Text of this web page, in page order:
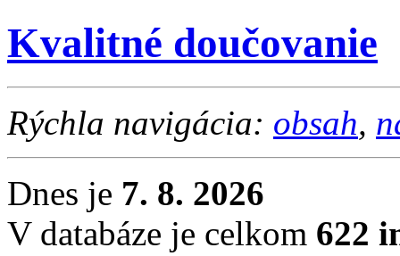
Kvalitné doučovanie
Rýchla navigácia: obsah,
Dnes je 7. 8. 2026
V databáze je celkom 622